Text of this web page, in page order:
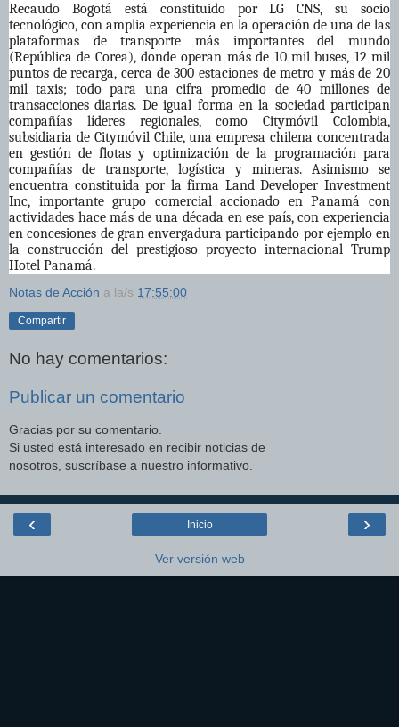
Recaudo Bogotá está constituido por LG CNS, su socio
tecnológico, con amplia experiencia en la operación de una de las
plataformas de transporte más importantes del mundo
(República de Corea), donde operan más de 10 mil buses, 12 mil
puntos de recarga, cerca de 300 estaciones de metro y más de 20
mil taxis; todo para una cifra promedio de 40 millones de
transacciones diarias. De igual forma en la sociedad participan
compañías líderes regionales, como Citymóvil Colombia,
subsidiaria de Citymóvil Chile, una empresa chilena concentrada
en gestión de flotas y optimización de la programación para
compañías de transporte, logística y mineras. Asimismo se
encuentra constituida por la firma Land Developer Investment
Inc, importante grupo comercial accionado en Panamá con
actividades hace más de una década en ese país, con experiencia
en concesiones de gran envergadura participando por ejemplo en
la construcción del prestigioso proyecto internacional Trump
Hotel Panamá.
Notas de Acción a la/s 17:55:00
Compartir
No hay comentarios:
Publicar un comentario
Gracias por su comentario.
Si usted está interesado en recibir noticias de
nosotros, suscríbase a nuestro informativo.
‹ ›
Inicio
Ver versión web